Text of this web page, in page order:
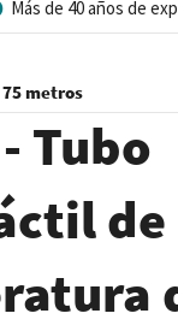
Más de 40 años de
metros
Tubo
de